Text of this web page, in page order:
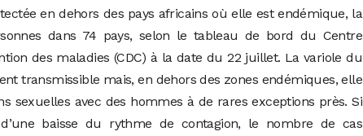
en dehors des pays africains où elle est endémique, la
dans 74 pays, selon le tableau de bord du Centre
des maladies (CDC) à la date du 22 juillet. La variole du
transmissible mais, en dehors des zones endémiques, elle
sexuelles avec des hommes à de rares exceptions près. Si
baisse du rythme de contagion, le nombre de cas